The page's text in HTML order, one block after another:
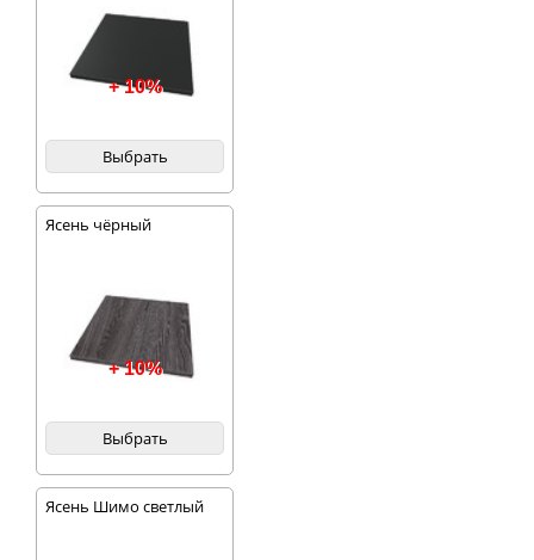
+ 10%
Выбрать
Ясень чёрный
+ 10%
Выбрать
Ясень Шимо светлый